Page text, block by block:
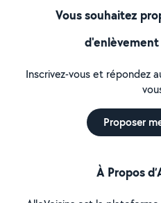
Vous souhaitez
d'enlèvement
Inscrivez-vous et répondez
Proposer
À Propos